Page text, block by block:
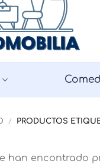
/ PRODUCTOS
han encontrado